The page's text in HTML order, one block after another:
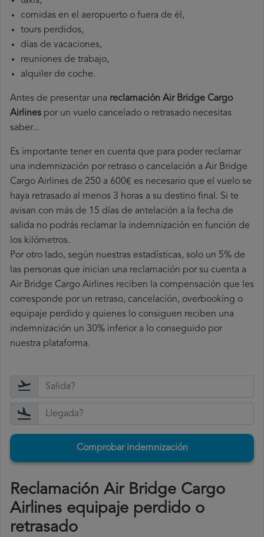
comidas en el aeropuerto o fuera de él,
tours perdidos,
días de vacaciones,
reuniones de trabajo,
alquiler de coche.
Antes de presentar una reclamación Air Bridge Cargo
Airlines por un vuelo cancelado o retrasado necesitas
saber...
Es importante tener en cuenta que para poder reclamar
una indemnización por retraso o cancelación a Air Bridge
Cargo Airlines de 250 a 600€ es necesario que el vuelo se
haya retrasado al menos 3 horas a su destino final. Si te
avisan con más de 15 días de antelación a la fecha de
salida no podrás reclamar la indemnización en función de
los kilómetros.
Por otro lado, según nuestras estadísticas, solo un 5% de
las personas que inician una reclamación por su cuenta a
Air Bridge Cargo Airlines reciben la compensación que les
corresponde por un retraso, cancelación, overbooking o
equipaje perdido y quienes lo consiguen reciben una
indemnización un 30% inferior a lo conseguido por
nuestra plataforma.
Comprobar indemnización
Reclamación Air Bridge Cargo
Airlines equipaje perdido o
retrasado